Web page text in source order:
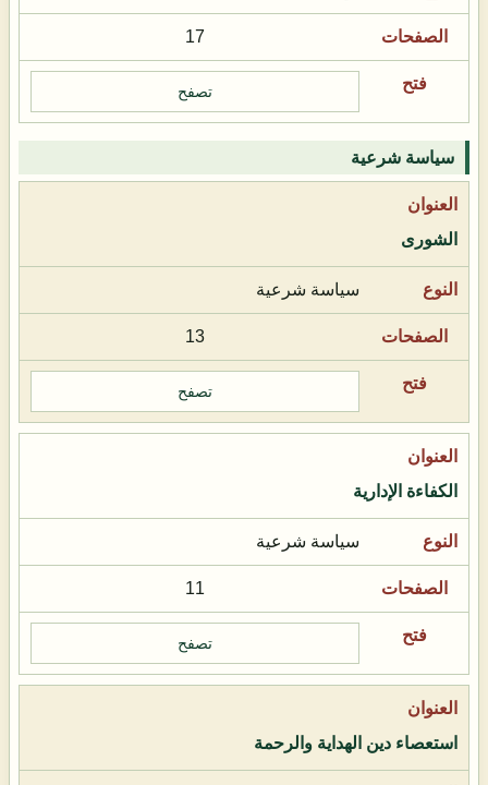
17
تصفح
سياسة شرعية
الشورى
سياسة شرعية
13
تصفح
الكفاءة الإدارية
سياسة شرعية
11
تصفح
استعصاء دين الهداية والرحمة